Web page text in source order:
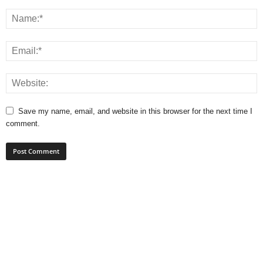
Save my name, email, and website in this browser for the next time I
comment.